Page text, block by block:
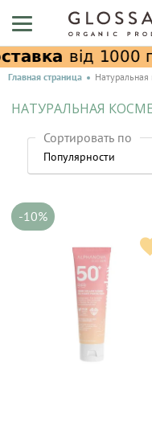
Главная страница Натуральная
НАТУРАЛЬНАЯ
Сортировать по
-10%